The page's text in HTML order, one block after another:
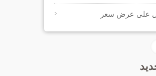
على عرض سعر